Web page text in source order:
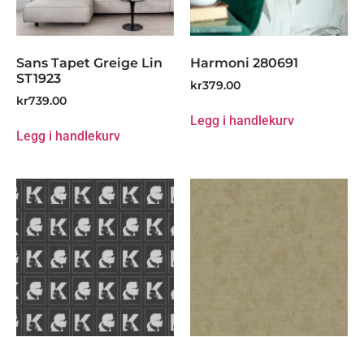
Sans Tapet Greige Lin
ST1923
kr739.00
Legg i handlekurv
Harmoni 280691
kr379.00
Legg i handlekurv